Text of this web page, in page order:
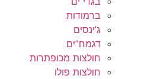
ברמודות
ג’ינסים
דגמח”ים
חולצות מכופתרות
חולצות פולו